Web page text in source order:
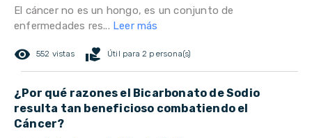
El cáncer no es un hongo, es un conjunto de
enfermedades res... Leer más
remove_red_eye 552 vistas volunteer_activism Útil para 2 persona(s)
¿Por qué razones el Bicarbonato de Sodio
resulta tan beneficioso combatiendo el
Cáncer?